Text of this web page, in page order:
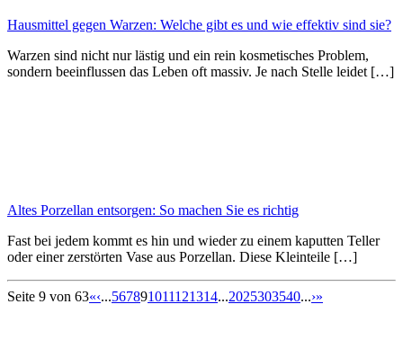
Hausmittel gegen Warzen: Welche gibt es und wie effektiv sind sie?
Warzen sind nicht nur lästig und ein rein kosmetisches Problem,
sondern beeinflussen das Leben oft massiv. Je nach Stelle leidet […]
Altes Porzellan entsorgen: So machen Sie es richtig
Fast bei jedem kommt es hin und wieder zu einem kaputten Teller
oder einer zerstörten Vase aus Porzellan. Diese Kleinteile […]
Seite 9 von 63«‹...567891011121314...2025303540...›»